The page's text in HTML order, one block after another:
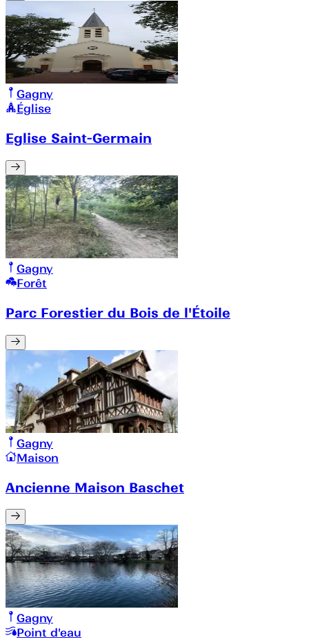
Gagny
Église
Eglise Saint-Germain
Gagny
Forêt
Parc Forestier du Bois de l'Étoile
Gagny
Maison
Ancienne Maison Baschet
Gagny
Point d'eau